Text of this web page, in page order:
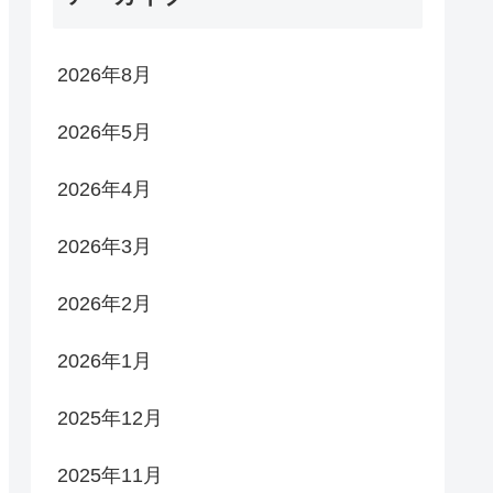
2026年8月
2026年5月
2026年4月
2026年3月
2026年2月
2026年1月
2025年12月
2025年11月